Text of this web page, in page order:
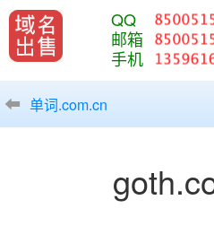
QQ
邮箱
手机
单词.com.cn